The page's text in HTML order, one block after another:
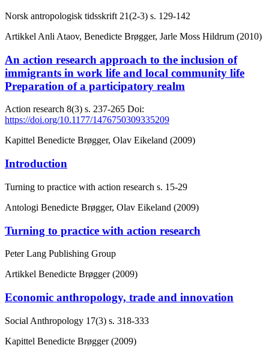
Norsk antropologisk tidsskrift 21(2-3) s. 129-142
Artikkel Anli Ataov, Benedicte Brøgger, Jarle Moss Hildrum (2010)
An action research approach to the inclusion of
immigrants in work life and local community life
Preparation of a participatory realm
Action research 8(3) s. 237-265 Doi:
https://doi.org/10.1177/1476750309335209
Kapittel Benedicte Brøgger, Olav Eikeland (2009)
Introduction
Turning to practice with action research s. 15-29
Antologi Benedicte Brøgger, Olav Eikeland (2009)
Turning to practice with action research
Peter Lang Publishing Group
Artikkel Benedicte Brøgger (2009)
Economic anthropology, trade and innovation
Social Anthropology 17(3) s. 318-333
Kapittel Benedicte Brøgger (2009)